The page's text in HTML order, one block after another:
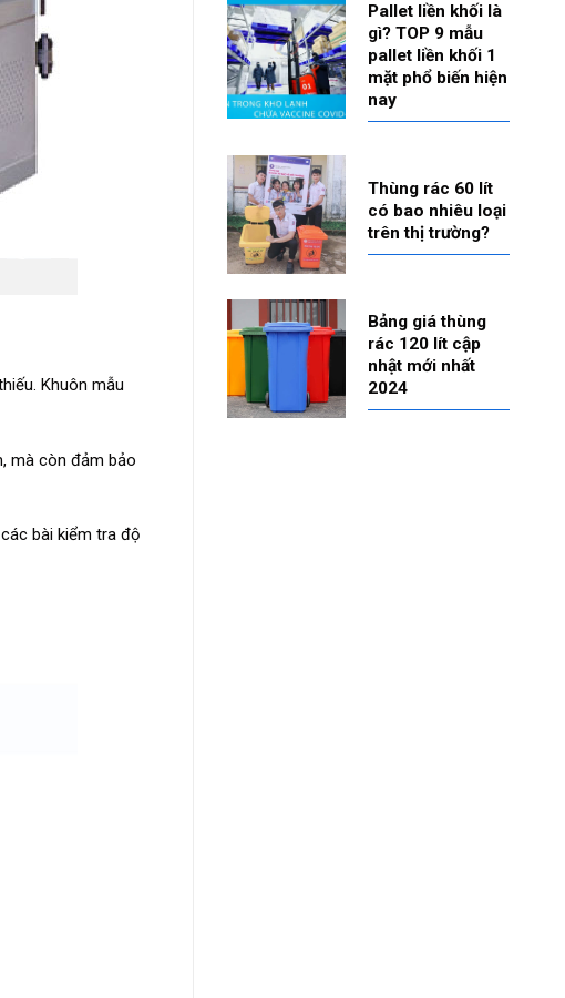
Khuôn mẫu
mà còn đảm bảo
bài kiểm tra độ
Pallet liền khối là
gì? TOP 9 mẫu
pallet liền khối 1
mặt phổ biến hiện
nay
Thùng rác 60 lít
có bao nhiêu loại
trên thị trường?
Bảng giá thùng
rác 120 lít cập
nhật mới nhất
2024